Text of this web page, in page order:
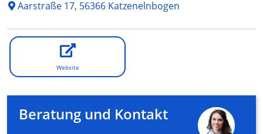
Aarstraße 17, 56366 Katzenelnbogen
Website
Beratung und Kontakt